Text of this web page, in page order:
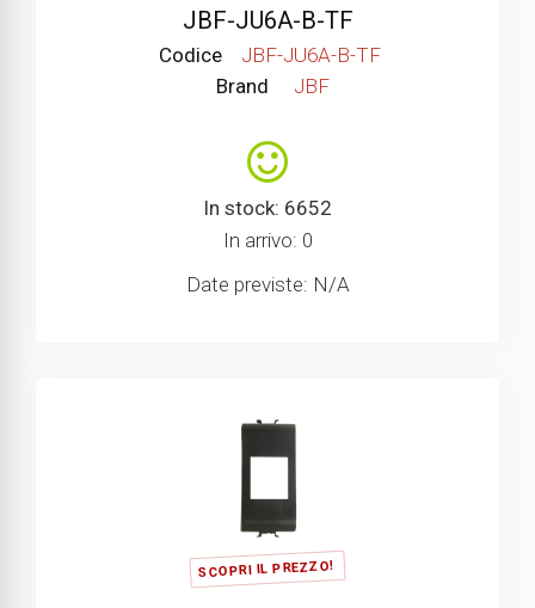
JBF-JU6A-B-TF
Codice
JBF-JU6A-B-TF
Brand
JBF
In stock: 6652
In arrivo: 0
Date previste: N/A
SCOPRI IL PREZZO!